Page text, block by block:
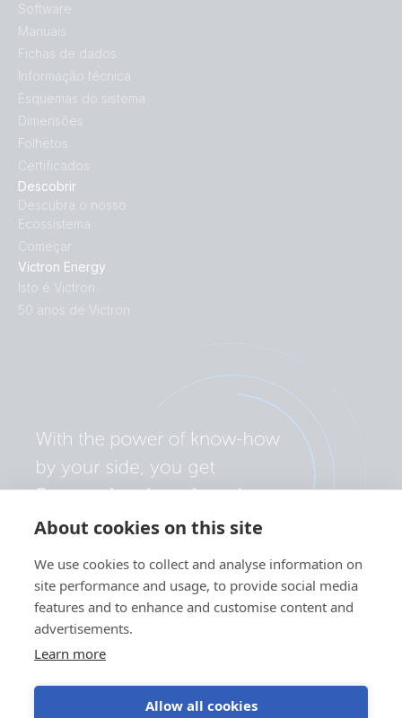
About cookies on this site
We use cookies to collect and analyse information on
site performance and usage, to provide social media
features and to enhance and customise content and
advertisements.
Learn more
Allow all cookies
Descobrir
Descubra o nosso
Ecossistema
Começar
Victron Energy
Isto é Victron
50 anos de Victron
Software
Manuais
Fichas de dados
Informação técnica
Esquemas do sistema
Dimensões
Folhetos
Certificados